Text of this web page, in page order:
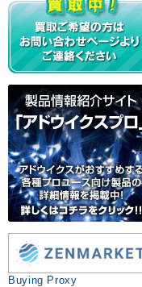
Buying Proxy